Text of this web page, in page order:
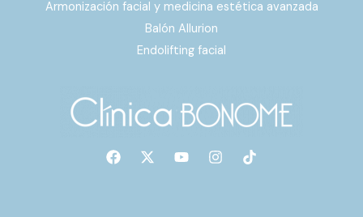
Armonización facial y medicina estética avanzada
Balón Allurion
Endolifting facial